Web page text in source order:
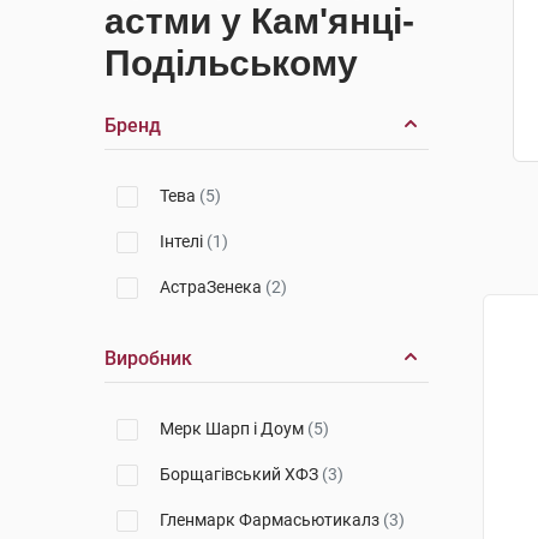
астми у Кам'янці-
Подільському
Бренд
Тева (5)
Інтелі (1)
АстраЗенека (2)
Виробник
Мерк Шарп і Доум (5)
Борщагівський ХФЗ (3)
Гленмарк Фармасьютикалз (3)